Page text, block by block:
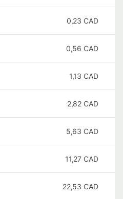
0,23 CAD
0,56 CAD
1,13 CAD
2,82 CAD
5,63 CAD
11,27 CAD
22,53 CAD